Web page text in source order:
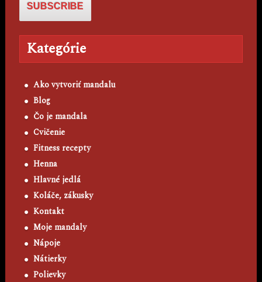
Kategórie
Ako vytvoriť mandalu
Blog
Čo je mandala
Cvičenie
Fitness recepty
Henna
Hlavné jedlá
Koláče, zákusky
Kontakt
Moje mandaly
Nápoje
Nátierky
Polievky